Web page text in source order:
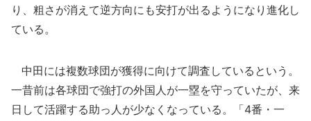
り、粗さが消えて逆方向にも安打が出るようになり進化し
ている。
中田には複数球団が獲得に向けて調査しているという。
一昔前は各球団で強打の外国人が一塁を守っていたが、来
日して活躍する助っ人が少なくなっている。「4番・一